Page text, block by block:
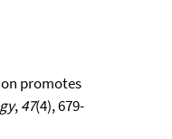
promotes
,47(4), 679-